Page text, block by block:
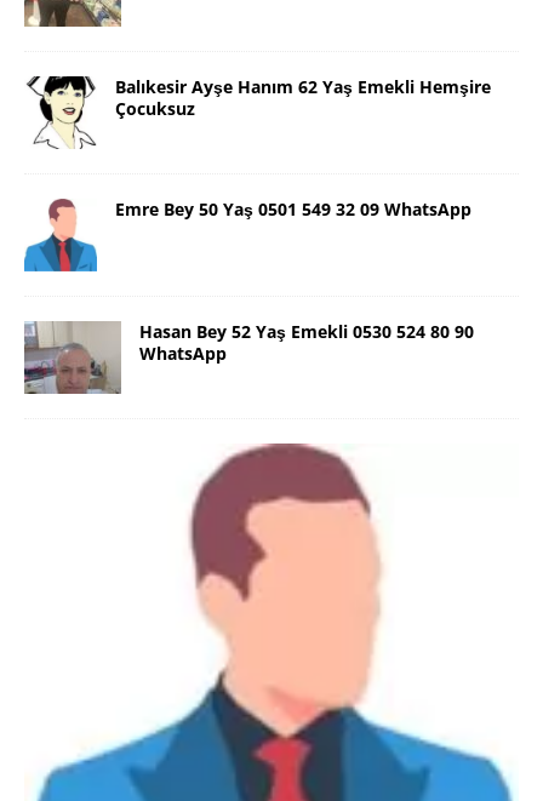
Balıkesir Ayşe Hanım 62 Yaş Emekli Hemşire
Çocuksuz
Emre Bey 50 Yaş 0501 549 32 09 WhatsApp
Hasan Bey 52 Yaş Emekli 0530 524 80 90
WhatsApp
Danimarka Mustafa Bey 45 Yaş +45
42 48 17 28 WhatsApp
Lütfen Danimarka dışı aramasın. Selam ben
Danimarka’dan Mustafa 45 yaşında, 1.88 boyunda,
98 kiloda, Kumral, ayrılmış bir beyim. Alkol yok.
Sigara var. Maddi sıkıntım yok.